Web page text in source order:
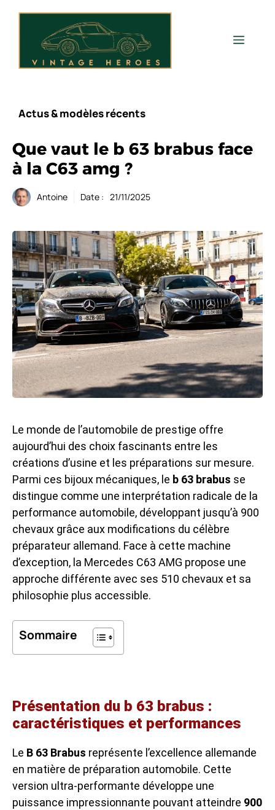
Menu
Actus & modèles récents
Que vaut le b 63 brabus face
à la C63 amg ?
Antoine Date : 21/11/2025
Le monde de l’automobile de prestige offre
aujourd’hui des choix fascinants entre les
créations d’usine et les préparations sur mesure.
Parmi ces bijoux mécaniques, le b 63 brabus se
distingue comme une interprétation radicale de la
performance automobile, développant jusqu’à 900
chevaux grâce aux modifications du célèbre
préparateur allemand. Face à cette machine
d’exception, la Mercedes C63 AMG propose une
approche différente avec ses 510 chevaux et sa
philosophie plus accessible.
Sommaire
Présentation du b 63 brabus :
caractéristiques et performances
Le B 63 Brabus représente l’excellence allemande
en matière de préparation automobile. Cette
version ultra-performante développe une
puissance impressionnante pouvant atteindre 900